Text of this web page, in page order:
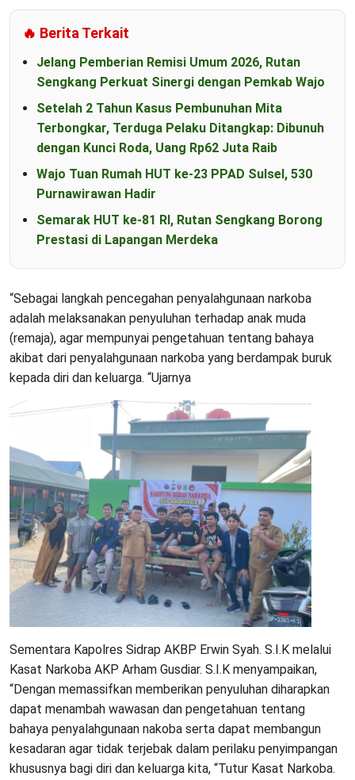
🔥 Berita Terkait
Jelang Pemberian Remisi Umum 2026, Rutan
Sengkang Perkuat Sinergi dengan Pemkab Wajo
Setelah 2 Tahun Kasus Pembunuhan Mita
Terbongkar, Terduga Pelaku Ditangkap: Dibunuh
dengan Kunci Roda, Uang Rp62 Juta Raib
Wajo Tuan Rumah HUT ke-23 PPAD Sulsel, 530
Purnawirawan Hadir
Semarak HUT ke-81 RI, Rutan Sengkang Borong
Prestasi di Lapangan Merdeka
“Sebagai langkah pencegahan penyalahgunaan narkoba
adalah melaksanakan penyuluhan terhadap anak muda
(remaja), agar mempunyai pengetahuan tentang bahaya
akibat dari penyalahgunaan narkoba yang berdampak buruk
kepada diri dan keluarga. “Ujarnya
Sementara Kapolres Sidrap AKBP Erwin Syah. S.I.K melalui
Kasat Narkoba AKP Arham Gusdiar. S.I.K menyampaikan,
“Dengan memassifkan memberikan penyuluhan diharapkan
dapat menambah wawasan dan pengetahuan tentang
bahaya penyalahgunaan nakoba serta dapat membangun
kesadaran agar tidak terjebak dalam perilaku penyimpangan
khususnya bagi diri dan keluarga kita, “Tutur Kasat Narkoba.